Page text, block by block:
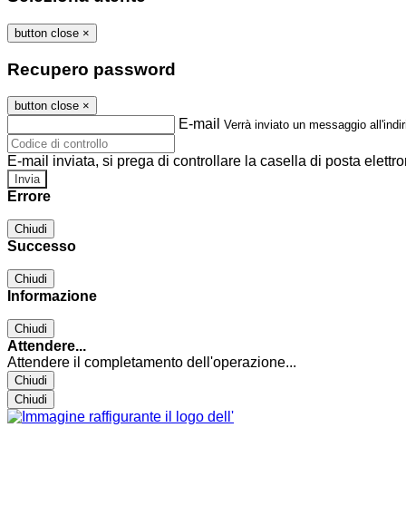
button close ×
Recupero password
button close ×
E-mail Verrà inviato un messaggio
E-mail inviata, si prega di controllare la casella di posta
Errore
Chiudi
Successo
Chiudi
Informazione
Chiudi
Attendere...
Attendere il completamento dell'operazione...
Chiudi
Chiudi